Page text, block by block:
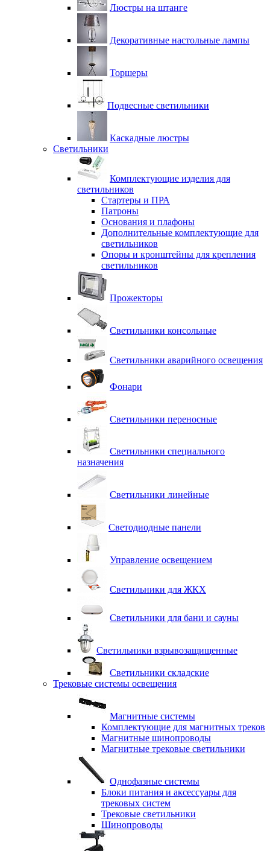
Люстры на штанге
Декоративные настольные лампы
Торшеры
Подвесные светильники
Каскадные люстры
Светильники
Комплектующие изделия для
светильников
Стартеры и ПРА
Патроны
Основания и плафоны
Дополнительные комплектующие для
светильников
Опоры и кронштейны для крепления
светильников
Прожекторы
Светильники консольные
Светильники аварийного освещения
Фонари
Светильники переносные
Светильники специального
назначения
Светильники линейные
Светодиодные панели
Управление освещением
Светильники для ЖКХ
Светильники для бани и сауны
Светильники взрывозащищенные
Светильники складские
Трековые системы освещения
Магнитные системы
Комплектующие для магнитных треков
Магнитные шинопроводы
Магнитные трековые светильники
Однофазные системы
Блоки питания и аксессуары для
трековых систем
Трековые светильники
Шинопроводы